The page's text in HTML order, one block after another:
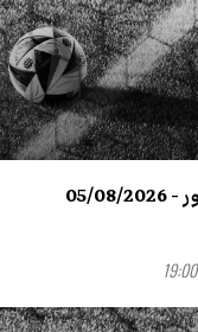
2026